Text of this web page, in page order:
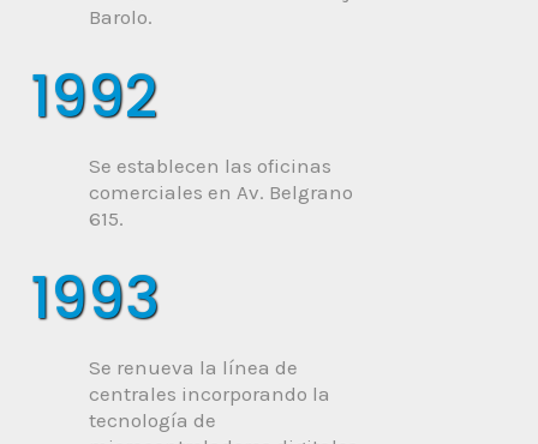
Barolo.
1992
Se establecen las oficinas
comerciales en Av. Belgrano
615.
1993
Se renueva la línea de
centrales incorporando la
tecnología de